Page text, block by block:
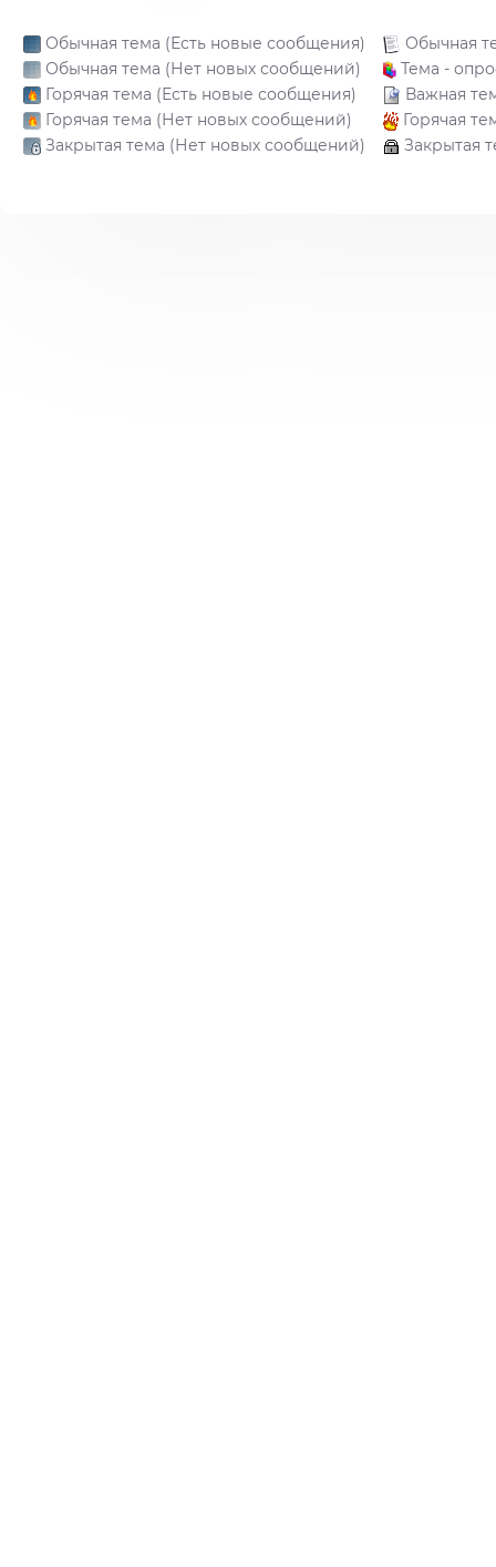
Обычная тема (Есть новые сообщения)
Обычная
Обычная тема (Нет новых сообщений)
Тема -
Горячая тема (Есть новые сообщения)
Важная
Горячая тема (Нет новых сообщений)
Горячая
Закрытая тема (Нет новых сообщений)
Закрытая